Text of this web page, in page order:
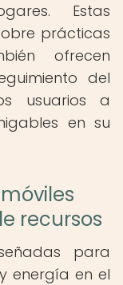
Estas
prácticas
ofrecen
del
usuarios a
en su
recursos
para
energía en el